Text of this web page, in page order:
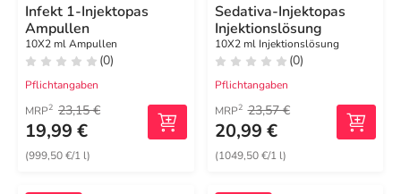
Infekt 1-Injektopas
Ampullen
10X2 ml Ampullen
(0)
Pflichtangaben
MRP2 23,15 €
19,99 €
(999,50 €/1 l)
Sedativa-Injektopas
Injektionslösung
10X2 ml Injektionslösung
(0)
Pflichtangaben
MRP2 23,57 €
20,99 €
(1049,50 €/1 l)